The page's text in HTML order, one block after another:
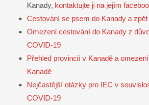
Kanady, kontaktujte ji na jejím
Cestování se psem do Kanady a zpět
Omezení cestování do Kanady z
COVID-19
Přehled provincií v Kanadě a
Kanadě
Nejčastější otázky pro IEC v
COVID-19